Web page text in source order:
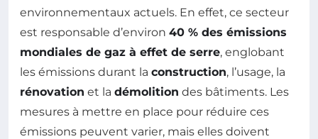
environnementaux actuels. En effet, ce secteur
est responsable d’environ 40 % des émissions
mondiales de gaz à effet de serre, englobant
les émissions durant la construction, l’usage, la
rénovation et la démolition des bâtiments. Les
mesures à mettre en place pour réduire ces
émissions peuvent varier, mais elles doivent